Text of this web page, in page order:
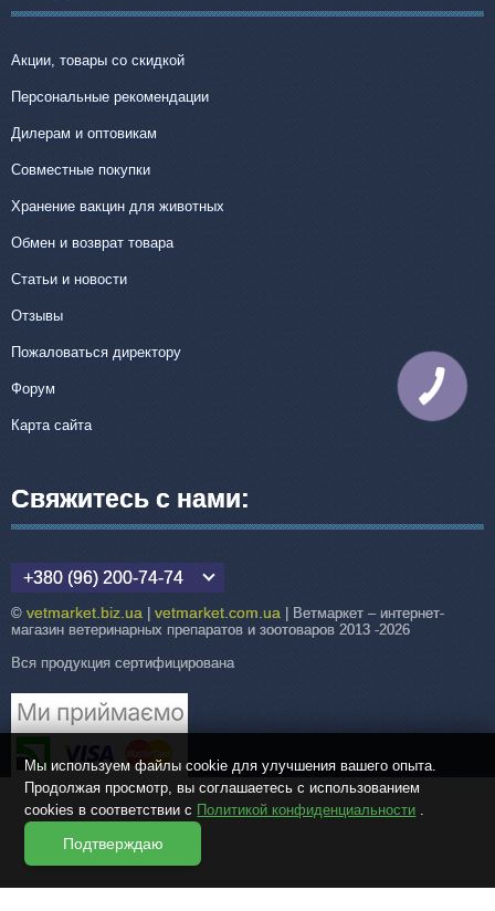
Акции, товары со скидкой
Персональные рекомендации
Дилерам и оптовикам
Совместные покупки
Хранение вакцин для животных
Обмен и возврат товара
Статьи и новости
Отзывы
Пожаловаться директору
Форум
Карта сайта
Свяжитесь с нами:
+380 (96) 200-74-74
© vetmarket.biz.ua vetmarket.com.ua | Ветмаркет – интернет-
магазин ветеринарных препаратов и зоотоваров 2013 -2026
Вся продукция сертифицирована
Мы используем файлы cookie для улучшения вашего опыта.
Продолжая просмотр, вы соглашаетесь с использованием
cookies в соответствии с Политикой конфиденциальности .
Подтверждаю
КНОПКА
СВЯЗИ